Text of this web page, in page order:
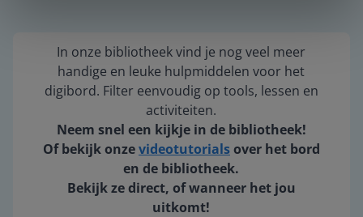
In onze bibliotheek vind je nog veel meer
handige en leuke hulpmiddelen voor het
digibord. Filter eenvoudig op tools, lessen en
activiteiten.
Neem snel een kijkje in de bibliotheek!
Of bekijk onzevideotutorialsover het bord
en de bibliotheek.
Bekijk ze direct, of wanneer het jou
uitkomt!